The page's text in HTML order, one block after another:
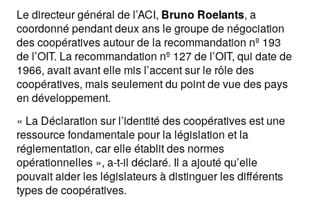
Le directeur général de l’ACI, Bruno Roelants, a
coordonné pendant deux ans le groupe de négociation
des coopératives autour de la recommandation nº 193
de l’OIT. La recommandation nº 127 de l’OIT, qui date de
1966, avait avant elle mis l’accent sur le rôle des
coopératives, mais seulement du point de vue des pays
en développement.
« La Déclaration sur l’identité des coopératives est une
ressource fondamentale pour la législation et la
réglementation, car elle établit des normes
opérationnelles », a-t-il déclaré. Il a ajouté qu’elle
pouvait aider les législateurs à distinguer les différents
types de coopératives.